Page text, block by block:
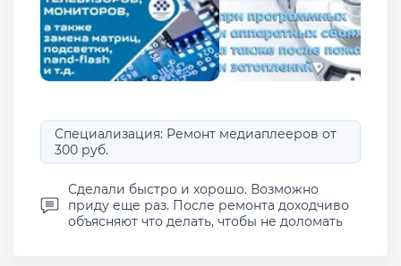
Специализация: Ремонт медиаплееров от
300 руб.
Сделали быстро и хорошо. Возможно
приду еще раз. После ремонта доходчиво
объясняют что делать, чтобы не доломать